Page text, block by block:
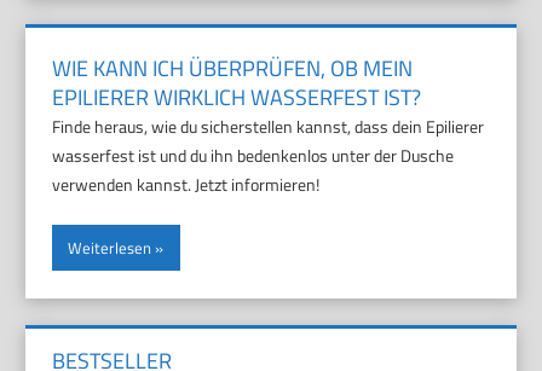
WIE KANN ICH ÜBERPRÜFEN, OB MEIN
EPILIERER WIRKLICH WASSERFEST IST?
Finde heraus, wie du sicherstellen kannst, dass dein Epilierer
wasserfest ist und du ihn bedenkenlos unter der Dusche
verwenden kannst. Jetzt informieren!
Weiterlesen
BESTSELLER